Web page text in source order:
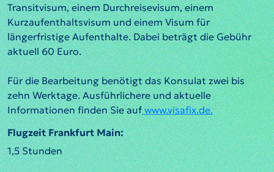
Transitvisum, einem Durchreisevisum, einem
Kurzaufenthaltsvisum und einem Visum für
längerfristige Aufenthalte. Dabei beträgt die Gebühr
aktuell 60 Euro.
Für die Bearbeitung benötigt das Konsulat zwei bis
zehn Werktage. Ausführlichere und aktuelle
Informationen finden Sie aufwww.visafix.de.
Flugzeit Frankfurt Main:
1,5 Stunden